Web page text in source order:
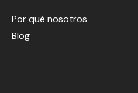
Por qué nosotros
Blog